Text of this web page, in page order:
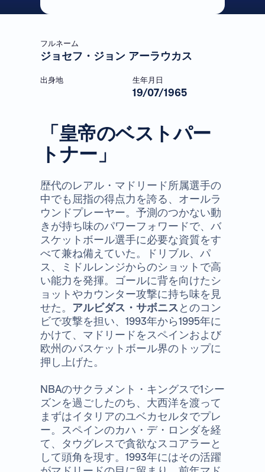
フルネーム
ジョセフ・ジョン アーラウカス
出身地 生年月日
19/07/1965
「皇帝のベストパー
トナー」
歴代のレアル・マドリード所属選手の
中でも屈指の得点力を誇る、オールラ
ウンドプレーヤー。予測のつかない動
きが持ち味のパワーフォワードで、バ
スケットボール選手に必要な資質をす
べて兼ね備えていた。ドリブル、パ
ス、ミドルレンジからのショットで高
い能力を発揮。ゴールに背を向けたシ
ョットやカウンター攻撃に持ち味を見
せた。 アルビダス・サボニスとのコン
ビで攻撃を担い、1993年から1995年に
かけて、マドリードをスペインおよび
欧州のバスケットボール界のトップに
押し上げた。
NBAのサクラメント・キングスで1シー
ズンを過ごしたのち、大西洋を渡って
まずはイタリアのユベカセルタでプレ
ー。スペインのカハ・デ・ロンダを経
て、タウグレスで貪欲なスコアラーと
して頭角を現す。1993年にはその活躍